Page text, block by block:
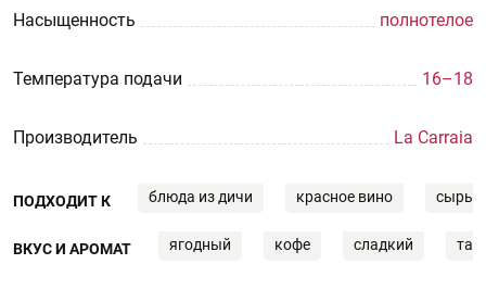
Насыщенность полнотелое
Температура подачи 16–18
Производитель La Carraia
ПОДХОДИТ К блюда из дичи красное вино сыры
ВКУС И АРОМАТ ягодный кофе сладкий